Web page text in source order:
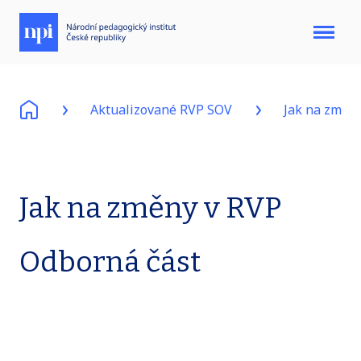
Menu
Aktualizované RVP SOV Jak na
Jak na změny v RVP
Odborná část